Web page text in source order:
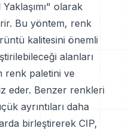
Yaklaşımı" olarak
Bu yöntem, renk
kalitesini önemli
alanları
renk paletini ve
eder. Benzer renkleri
ayrıntıları daha
birleştirerek CIP,